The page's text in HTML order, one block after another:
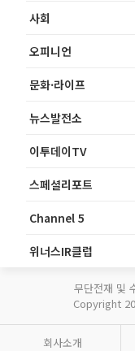
사회
오피니언
문화·라이프
뉴스발전소
이투데이TV
스페셜리포트
Channel 5
위너스IR클럽
무단전재 및
Copyright
회사소개